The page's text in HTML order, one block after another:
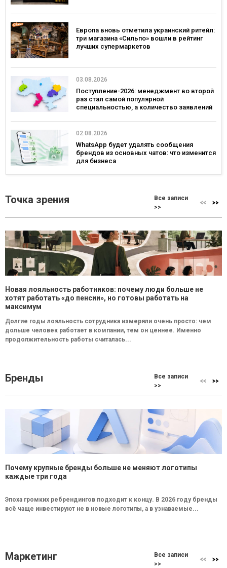
Европа вновь отметила украинский ритейл:
три магазина «Сильпо» вошли в рейтинг
лучших супермаркетов
03.08.2026
Поступление-2026: менеджмент во второй
раз стал самой популярной
специальностью, а количество заявлений
02.08.2026
WhatsApp будет удалять сообщения
брендов из основных чатов: что изменится
для бизнеса
Точка зрения
Все записи
>>
Новая лояльность работников: почему люди больше не
хотят работать «до пенсии», но готовы работать на
максимум
Долгие годы лояльность сотрудника измеряли очень просто: чем
дольше человек работает в компании, тем он ценнее. Именно
продолжительность работы считалась...
Бренды
Все записи
>>
Почему крупные бренды больше не меняют логотипы
каждые три года
Эпоха громких ребрендингов подходит к концу. В 2026 году бренды
всё чаще инвестируют не в новые логотипы, а в узнаваемые...
Маркетинг
Все записи
>>